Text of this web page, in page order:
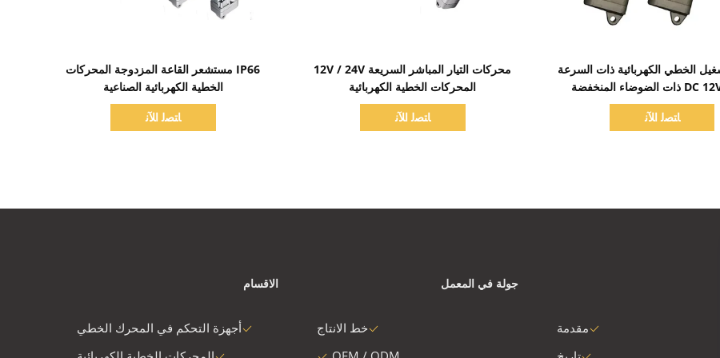
IP66 مستشعر القاعة المزدوجة المحركات
الخطية الكهربائية الصناعية
ﺎﺘﺼﻟ ﺍﻶﻧ
محركات التيار المباشر السريعة 12V / 24V
المحركات الخطية الكهربائية
ﺎﺘﺼﻟ ﺍﻶﻧ
الخطي الكهربائية ذات السرعة
ﺎﺘﺼﻟ ﺍﻶﻧ
الاقسام
أجهزة التحكم في المحرك الخطي
جولة في المعمل
خط الانتاج
مقدمة